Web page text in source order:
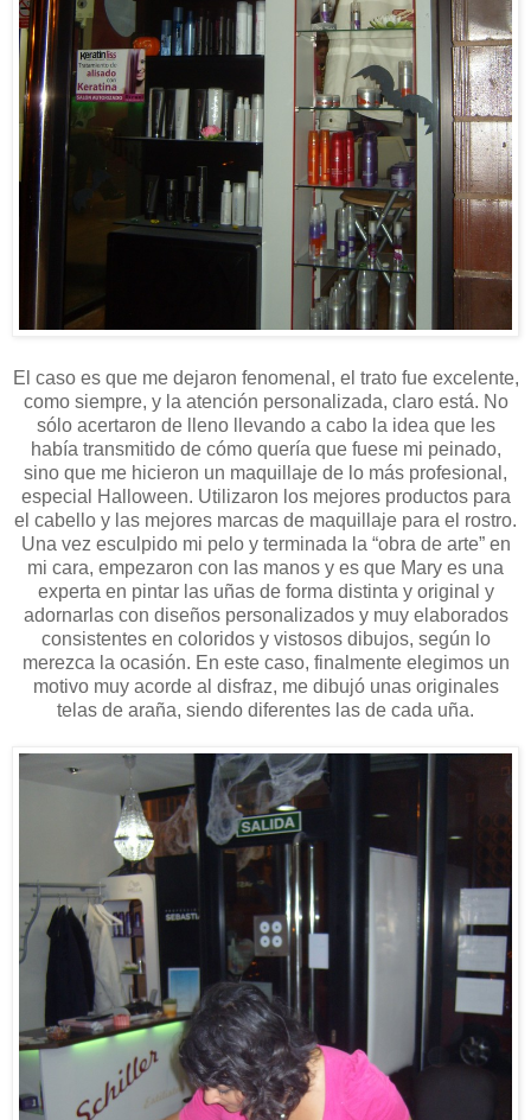
El caso es que me dejaron fenomenal, el trato fue excelente,
como siempre, y la atención personalizada, claro está. No
sólo acertaron de lleno llevando a cabo la idea que les
había transmitido de cómo quería que fuese mi peinado,
sino que me hicieron un maquillaje de lo más profesional,
especial Halloween. Utilizaron los mejores productos para
el cabello y las mejores marcas de maquillaje para el rostro.
Una vez esculpido mi pelo y terminada la “obra de arte” en
mi cara, empezaron con las manos y es que Mary es una
experta en pintar las uñas de forma distinta y original y
adornarlas con diseños personalizados y muy elaborados
consistentes en coloridos y vistosos dibujos, según lo
merezca la ocasión. En este caso, finalmente elegimos un
motivo muy acorde al disfraz, me dibujó unas originales
telas de araña, siendo diferentes las de cada uña.